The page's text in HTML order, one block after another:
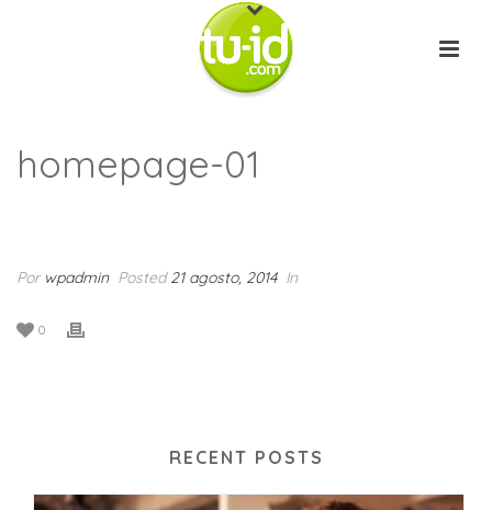
homepage-01
Por wpadmin Posted21 agosto, 2014 In
0
RECENT POSTS